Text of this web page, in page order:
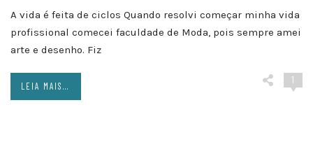
A vida é feita de ciclos Quando resolvi começar minha vida
profissional comecei faculdade de Moda, pois sempre amei
arte e desenho. Fiz
1
LEIA MAIS...